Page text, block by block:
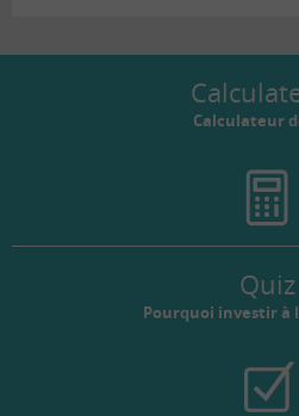
Calculateur
Quiz
Pourquoi investir à